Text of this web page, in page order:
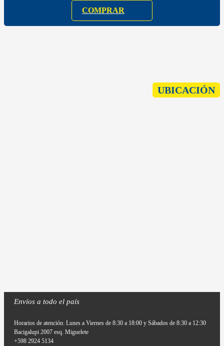
COMPRAR
UBICACIÓN
Envíos a todo el país
Horarios de atención: Lunes a Viernes de 8:30 a 18:00 y Sábados de 8:30 a 12:30
Bacigalupi 2007 esq. Miguelete
+598 2924 5134